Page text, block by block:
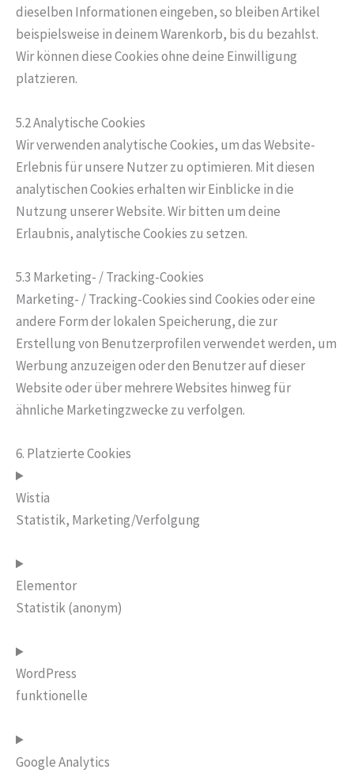
dieselben Informationen eingeben, so bleiben Artikel
beispielsweise in deinem Warenkorb, bis du bezahlst.
Wir können diese Cookies ohne deine Einwilligung
platzieren.
5.2 Analytische Cookies
Wir verwenden analytische Cookies, um das Website-
Erlebnis für unsere Nutzer zu optimieren. Mit diesen
analytischen Cookies erhalten wir Einblicke in die
Nutzung unserer Website. Wir bitten um deine
Erlaubnis, analytische Cookies zu setzen.
5.3 Marketing- / Tracking-Cookies
Marketing- / Tracking-Cookies sind Cookies oder eine
andere Form der lokalen Speicherung, die zur
Erstellung von Benutzerprofilen verwendet werden, um
Werbung anzuzeigen oder den Benutzer auf dieser
Website oder über mehrere Websites hinweg für
ähnliche Marketingzwecke zu verfolgen.
6. Platzierte Cookies
Wistia
Statistik, Marketing/Verfolgung
Elementor
Statistik (anonym)
WordPress
funktionelle
Google Analytics